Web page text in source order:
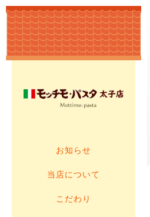
お知らせ
当店について
こだわり